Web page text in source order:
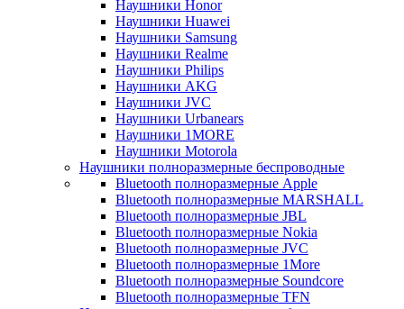
Наушники Honor
Наушники Huawei
Наушники Samsung
Наушники Realme
Наушники Philips
Наушники AKG
Наушники JVC
Наушники Urbanears
Наушники 1MORE
Наушники Motorola
Наушники полноразмерные беспроводные
Bluetooth полноразмерные Apple
Bluetooth полноразмерные MARSHALL
Bluetooth полноразмерные JBL
Bluetooth полноразмерные Nokia
Bluetooth полноразмерные JVC
Bluetooth полноразмерные 1More
Bluetooth полноразмерные Soundcore
Bluetooth полноразмерные TFN